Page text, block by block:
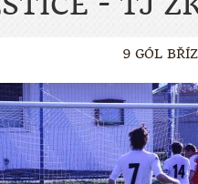
9 GÓL